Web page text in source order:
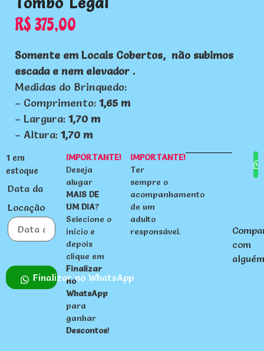
R$375,00
Somente em Locais Cobertos, não subimos
escada e nem elevador .
Medidas do Brinquedo:
– Comprimento: 1,65 m
– Largura: 1,70 m
– Altura: 1,70 m
1 em
estoque
Data da
Locação
Data da Locação
2026
seg ter quaquisex sabdom
31 1
7 8 9
Finalizar no WhatsApp
IMPORTANTE!
Deseja
alugar
MAIS DE
UM DIA?
Selecione o
início e
depois
clique em
Finalizar
no
WhatsApp
para
ganhar
Descontos!
IMPORTANTE!
Ter
sempre o
acompanhamento
de um
adulto
responsável.
com